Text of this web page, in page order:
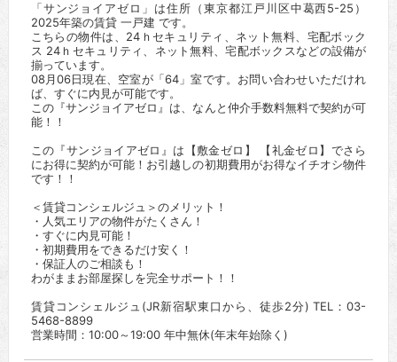
「サンジョイアゼロ」は住所（東京都江戸川区中葛西5-25）
2025年築の賃貸 一戸建 です。
こちらの物件は、24ｈセキュリティ、ネット無料、宅配ボック
ス 24ｈセキュリティ、ネット無料、宅配ボックスなどの設備が
揃っています。
08月06日現在、空室が「64」室です。お問い合わせいただけれ
ば、すぐに内見が可能です。
この『サンジョイアゼロ』は、なんと仲介手数料無料で契約が可
能！！
この『サンジョイアゼロ』は【敷金ゼロ】 【礼金ゼロ】でさら
にお得に契約が可能！お引越しの初期費用がお得なイチオシ物件
です！！
＜賃貸コンシェルジュ＞のメリット！
・人気エリアの物件がたくさん！
・すぐに内見可能！
・初期費用をできるだけ安く！
・保証人のご相談も！
わがままお部屋探しを完全サポート！！
賃貸コンシェルジュ(JR新宿駅東口から、徒歩2分) TEL：03-
5468-8899
営業時間：10:00～19:00 年中無休(年末年始除く)